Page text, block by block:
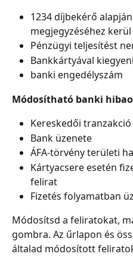
1234 díjbekérő
megjegyzéséhez
Pénzügyi teljesítést
Bankkártyával
banki engedélyszám
Módosítható banki
Kereskedői
Bank üzenete
ÁFA-törvény területi
Kártyacsere esetén
felirat
Fizetés folyamatban
Módosítsd a feliratokat,
gombra. Az űrlapon és
általad módosított